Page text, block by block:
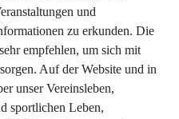
und
zu erkunden. Die
empfehlen, um sich mit
Auf der Website und in
unser Vereinsleben,
sportlichen Leben,